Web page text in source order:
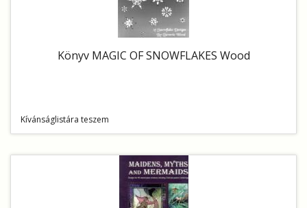
Könyv MAGIC OF SNOWFLAKES Wood
Kívánságlistára teszem